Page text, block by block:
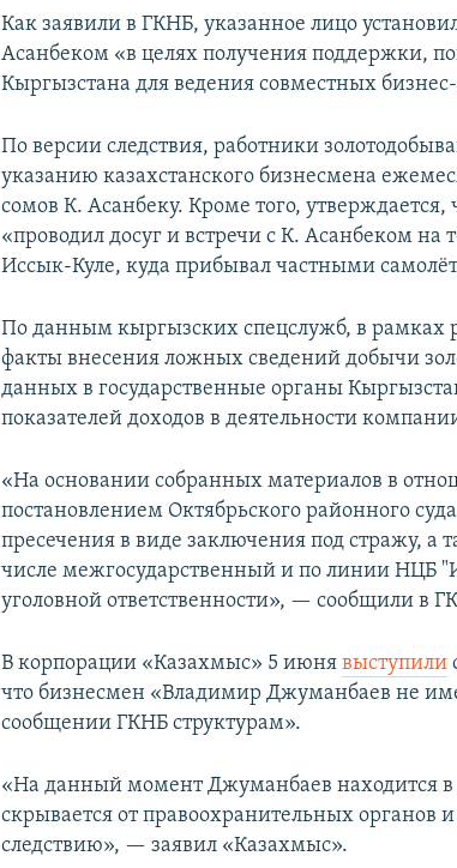
Как заявили в ГКНБ, указанное лицо
Асанбеком «в целях получения поддержки,
Кыргызстана для ведения совместных
По версии следствия, работники
указанию казахстанского бизнесмена
сомов К. Асанбеку. Кроме того,
«проводил досуг и встречи с К. Асанбеком на
Иссык-Куле, куда прибывал частными
По данным кыргызских спецслужб, в рамках
факты внесения ложных сведений добычи
данных в государственные органы
показателей доходов в деятельности
«На основании собранных материалов в
постановлением Октябрьского районного
пресечения в виде заключения под стражу, а
числе межгосударственный и по линии НЦБ
уголовной ответственности», — сообщили в
В корпорации «Казахмыс» 5 июнявыступили
что бизнесмен «Владимир Джуманбаев не
сообщении ГКНБ структурам».
«На данный момент Джуманбаев находится в
скрывается от правоохранительных органов и
следствию», — заявил «Казахмыс».